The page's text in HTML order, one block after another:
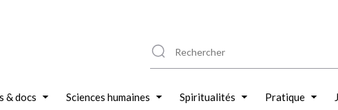
& docs Sciences humaines Spiritualités Pratique